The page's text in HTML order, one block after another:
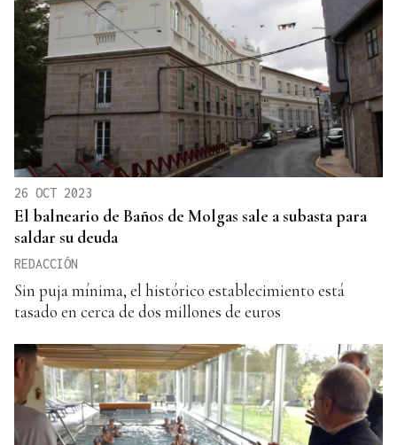
26 OCT 2023
El balneario de Baños de Molgas sale a subasta para
saldar su deuda
REDACCIÓN
Sin puja mínima, el histórico establecimiento está
tasado en cerca de dos millones de euros